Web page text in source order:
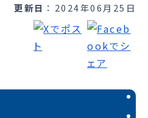
更新日
2024年06月25日